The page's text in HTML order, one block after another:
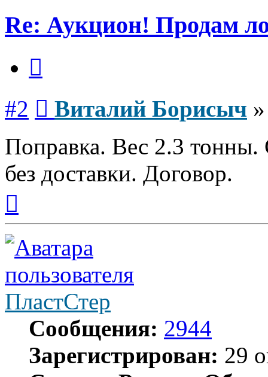
Re: Аукцион! Продам
#2 Виталий Борисыч
Поправка. Вес 2.3 тонны.
без доставки. Договор.
началу
ПластСтер
Сообщения: 2944
Зарегистрирован: 29